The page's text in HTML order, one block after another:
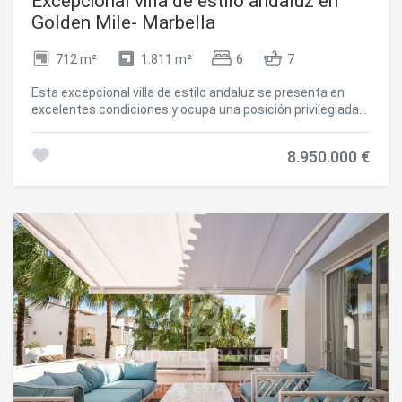
minutos de Marbella y de la Milla de Oro de Marbella,
combina cercanía a todos los servicios con una atmósfera
tranquila y privada. Si busca una vivienda refinada en Sierra
Blanca que reúna diseño funcional, vistas abiertas y
máxima discreción, esta propiedad es una opción
excepcional. #ref:CBSH1393
Golden Mile- Marbella
712 m² 1.811 m² 6 7
Esta excepcional villa de estilo andaluz se presenta en
excelentes condiciones y ocupa una posición privilegiada
de frondoso bosque, la propiedad ofrece una privacidad y
Hotel Puente Romano, a servicios locales, la playa y
colegios de gran prestigio garantiza un estilo de vida de
comodidad y exclusividad. La villa, situada en una generosa
parcela de 1.811 m², cuenta con una impresionante
superficie construida de 712 m² y 133 m² de terrazas.
Consta de seis amplios dormitorios, siete baños y dos
aseos para invitados, la propiedad está diseñada tanto
para la vida familiar como para el entretenimiento. El
dormitorio principal destaca especialmente por sus
generosas dimensiones. La residencia también dispone de
un apartamento independiente, ideal para invitados o
8.950.000 €